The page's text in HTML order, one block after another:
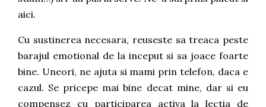
aici.
Cu sustinerea necesara, reuseste sa treaca peste
barajul emotional de la inceput si sa joace foarte
bine. Uneori, ne ajuta si mami prin telefon, daca e
cazul. Se pricepe mai bine decat mine, dar si eu
compensez cu participarea activa la lectia de